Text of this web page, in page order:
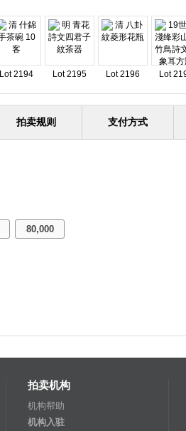
Lot 2194 Lot 2195 Lot 2196 Lot
拍卖规则 支付方式
80,000
拍卖机构
机构帮助
机构入驻